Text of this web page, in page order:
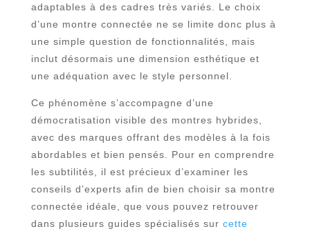
adaptables à des cadres très variés. Le choix
d’une montre connectée ne se limite donc plus à
une simple question de fonctionnalités, mais
inclut désormais une dimension esthétique et
une adéquation avec le style personnel.
Ce phénomène s’accompagne d’une
démocratisation visible des montres hybrides,
avec des marques offrant des modèles à la fois
abordables et bien pensés. Pour en comprendre
les subtilités, il est précieux d’examiner les
conseils d’experts afin de bien choisir sa montre
connectée idéale, que vous pouvez retrouver
dans plusieurs guides spécialisés sur cette